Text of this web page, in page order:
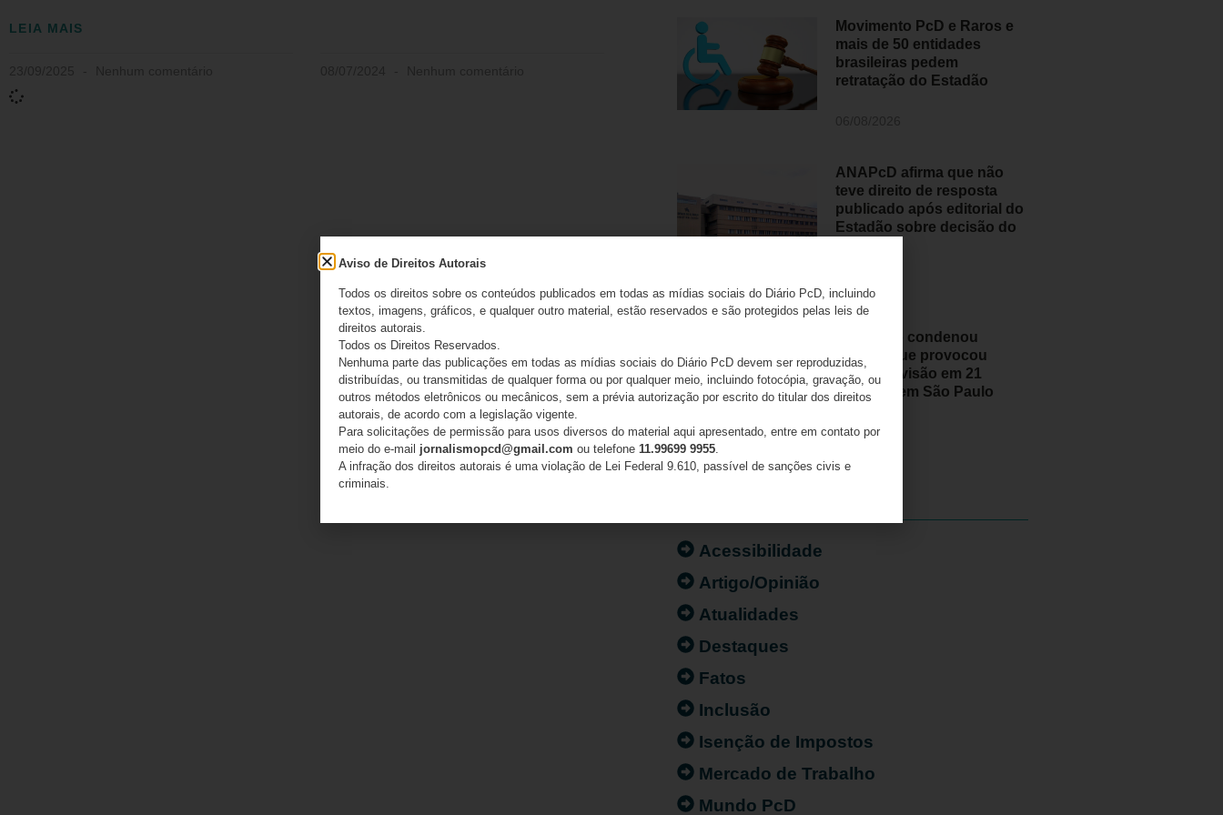
LEIA MAIS
Movimento PcD e Raros e
mais de 50 entidades
brasileiras pedem
retratação do Estadão
ANAPcD afirma que não
teve direito de resposta
publicado após editorial do
Estadão sobre decisão do
06/08/2026
Judiciário condenou
médico que provocou
perda de visão em 21
pessoas em São Paulo
05/08/2026
Acessibilidade
Artigo/Opinião
Atualidades
Destaques
Fatos
Inclusão
Isenção de Impostos
Mercado de Trabalho
Mundo PcD
Aviso de Direitos Autorais
Todos os direitos sobre os conteúdos publicados em todas as mídias sociais do Diário PcD, incluindo
textos, imagens, gráficos, e qualquer outro material, estão reservados e são protegidos pelas leis de
direitos autorais.
Todos os Direitos Reservados.
Nenhuma parte das publicações em todas as mídias sociais do Diário PcD devem ser reproduzidas,
distribuídas, ou transmitidas de qualquer forma ou por qualquer meio, incluindo fotocópia, gravação, ou
outros métodos eletrônicos ou mecânicos, sem a prévia autorização por escrito do titular dos direitos
autorais, de acordo com a legislação vigente.
Para solicitações de permissão para usos diversos do material aqui apresentado, entre em contato por
meio do e-mail jornalismopcd@gmail.com ou telefone 11.99699 9955.
A infração dos direitos autorais é uma violação de Lei Federal 9.610, passível de sanções civis e
criminais.